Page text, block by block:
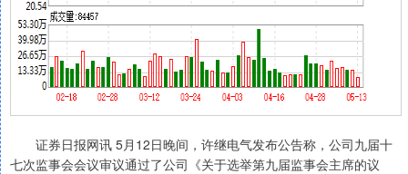
证券日报网讯 5月12日晚间，许继电气发布公告称，公司九届十
七次监事会会议审议通过了公司《关于选举第九届监事会主席的议